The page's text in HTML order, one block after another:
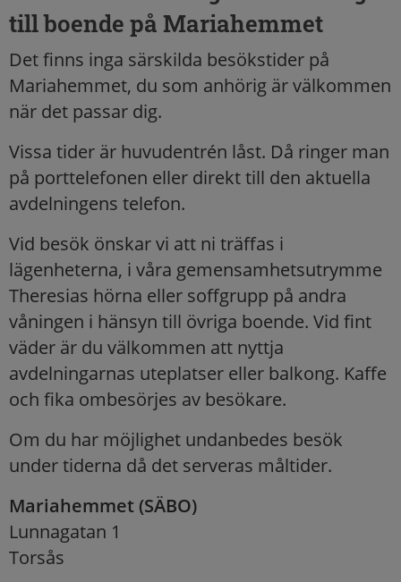
till boende på Mariahemmet
Det finns inga särskilda besökstider på
Mariahemmet, du som anhörig är välkommen
när det passar dig.
Vissa tider är huvudentrén låst. Då ringer man
på porttelefonen eller direkt till den aktuella
avdelningens telefon.
Vid besök önskar vi att ni träffas i
lägenheterna, i våra gemensamhetsutrymme
Theresias hörna eller soffgrupp på andra
våningen i hänsyn till övriga boende. Vid fint
väder är du välkommen att nyttja
avdelningarnas uteplatser eller balkong. Kaffe
och fika ombesörjes av besökare.
Om du har möjlighet undanbedes besök
under tiderna då det serveras måltider.
Mariahemmet (SÄBO)
Lunnagatan 1
Torsås